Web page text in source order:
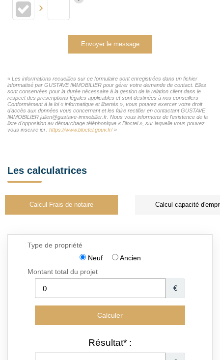
Envoyer le message
« Les informations recueillies sur ce formulaire sont enregistrées dans un fichier
informatisé par GUSTAVE IMMOBILIER pour gérer votre demande de contact. Elles
sont conservées pour la durée nécessaire à la gestion de la relation client dans le
respect des prescriptions légales applicables et sont destinées à nos conseillers
Conformément à la loi « informatique et libertés », vous pouvez exercer votre droit
d'accès aux données vous concernant et les faire rectifier en contactant GUSTAVE
IMMOBILIER julien@gustave-immobilier.fr. Nous vous informons de l'existence de la
liste d'opposition au démarchage téléphonique « Bloctel », sur laquelle vous pouvez
vous inscrire ici : https://www.bloctel.gouv.fr/»
Les calculatrices
Calcul Frais de notaire Calcul capacité